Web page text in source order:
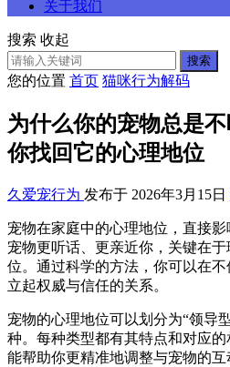
关于我们
搜索 收起
搜索
您的位置 首页 猫咪行为解码
为什么你的宠物总是
你找回它的心理地位
久爱宠行为 发布于 2026年3月15日
宠物在家庭中的心理地位，直接
宠物更听话、更亲近你，关键在
位。通过科学的方法，你可以在
立起权威与信任的关系。
宠物的心理地位可以划分为“领导
种。每种类型都有其特点和对应的
能帮助你更精准地调整与宠物的